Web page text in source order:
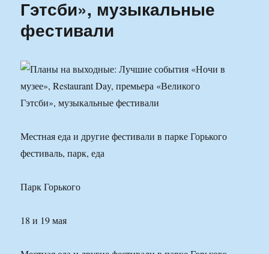
Гэтсби», музыкальные
фестивали
Местная еда и другие фестивали в парке Горького
фестиваль, парк, еда
Парк Горького
18 и 19 мая